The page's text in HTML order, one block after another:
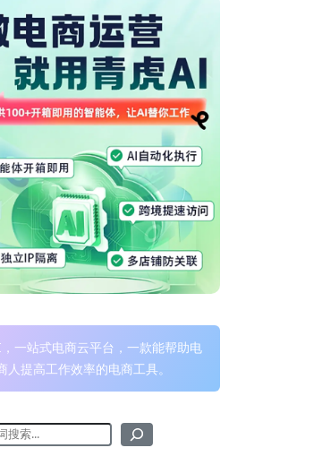
一站式电商云平台，一款能帮助电
人提高工作效率的电商工具。